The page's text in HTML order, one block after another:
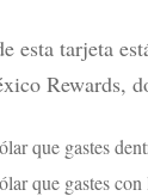
esta tarjeta
Rewards,
que gastes
que gastes